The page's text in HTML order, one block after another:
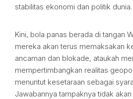
stabilitas ekonomi dan politik dunia.
Kini, bola panas berada di tangan
mereka akan terus memaksakan
ancaman dan blokade, ataukah
mempertimbangkan realitas
menuntut kesetaraan sebagai
Jawabannya tampaknya tidak